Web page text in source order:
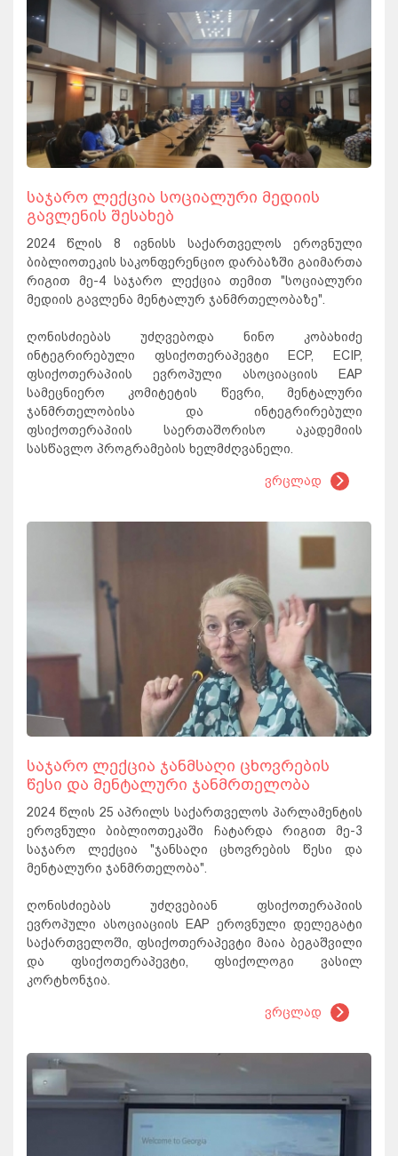
საჯარო ლექცია სოციალური მედიის
გავლენის შესახებ
2024 წლის 8 ივნისს საქართველოს ეროვნული
ბიბლიოთეკის საკონფერენციო დარბაზში გაიმართა
რიგით მე-4 საჯარო ლექცია თემით "სოციალური
მედიის გავლენა მენტალურ ჯანმრთელობაზე".
ღონისძიებას უძღვებოდა ნინო კობახიძე
ინტეგრირებული ფსიქოთერაპევტი ECP, ECIP,
ფსიქოთერაპიის ევროპული ასოციაციის EAP
სამეცნიერო კომიტეტის წევრი, მენტალური
ჯანმრთელობისა და ინტეგრირებული
ფსიქოთერაპიის საერთაშორისო აკადემიის
სასწავლო პროგრამების ხელმძღვანელი.
ვრცლად
საჯარო ლექცია ჯანმსაღი ცხოვრების
წესი და მენტალური ჯანმრთელობა
2024 წლის 25 აპრილს საქართველოს პარლამენტის
ეროვნული ბიბლიოთეკაში ჩატარდა რიგით მე-3
საჯარო ლექცია "ჯანსაღი ცხოვრების წესი და
მენტალური ჯანმრთელობა".
ღონისძიებას უძღვებიან ფსიქოთერაპიის
ევროპული ასოციაციის EAP ეროვნული დელეგატი
საქართველოში, ფსიქოთერაპევტი მაია ბეგაშვილი
და ფსიქოთერაპევტი, ფსიქოლოგი ვასილ
კორტხონჯია.
ვრცლად